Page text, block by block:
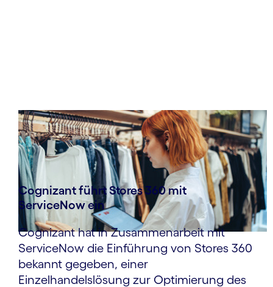
Cognizant führt Stores 360 mit
ServiceNow ein
Cognizant hat in Zusammenarbeit mit
ServiceNow die Einführung von Stores 360
bekannt gegeben, einer
Einzelhandelslösung zur Optimierung des